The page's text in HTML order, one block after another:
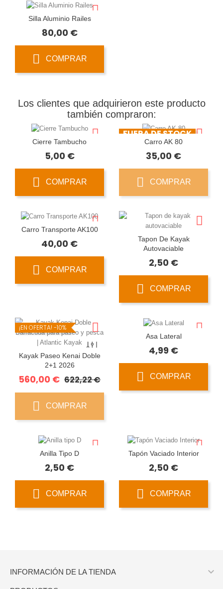
Silla Aluminio Railes
80,00 €Precio
COMPRAR
Los clientes que adquirieron este producto
también compraron:
Cierre Tambucho
5,00 €Precio
COMPRAR
FUERA DE STOCK
Carro AK 80
35,00 €Precio
COMPRAR
Carro Transporte AK100
40,00 €Precio
COMPRAR
Tapon De Kayak
Autovaciable
2,50 €Precio
COMPRAR
¡EN OFERTA!-10%
Kayak Paseo Kenai Doble
2+1 2026
560,00 € Precio
622,22 €Precio
COMPRAR
Asa Lateral
4,99 €Precio
COMPRAR
Anilla Tipo D
2,50 €Precio
COMPRAR
Tapón Vaciado Interior
2,50 €Precio
COMPRAR
INFORMACIÓN DE LA TIENDA 